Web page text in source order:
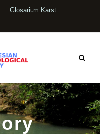
Glosarium Karst